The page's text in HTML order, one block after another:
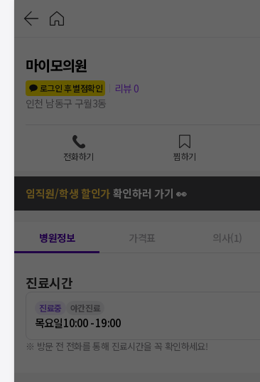
마이모의원
로그인 후 별점확인
리뷰 0
인천 남동구 구월3동
전화하기 찜하기
임직원/학생 할인가확인하러 가기 👀
병원정보 가격표 의사(1)
진료시간
진료중 야간진료
목요일10:00 - 19:00
※ 방문 전 전화를 통해 진료시간을 꼭 확인하세요!